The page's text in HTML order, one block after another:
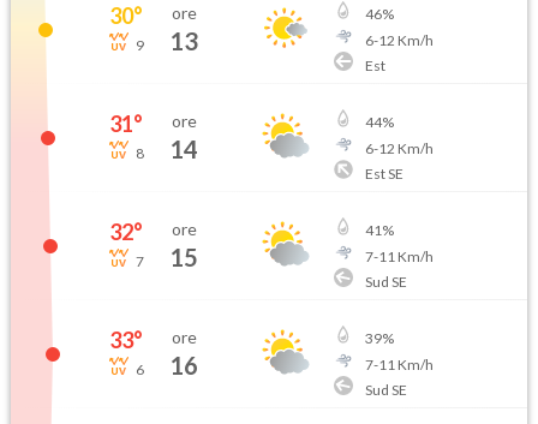
30°
9
ore
13
46%
6-12 Km/h
Est
31°
8
ore
14
44%
6-12 Km/h
Est SE
32°
7
ore
15
41%
7-11 Km/h
Sud SE
33°
6
ore
16
39%
7-11 Km/h
Sud SE